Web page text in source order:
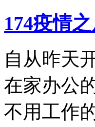
174疫情
自从昨天
在家办公
不用工作